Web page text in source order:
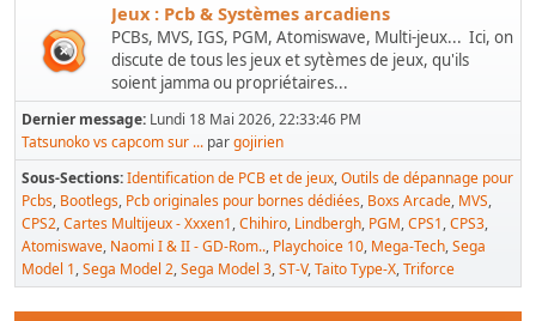
Jeux : Pcb & Systèmes arcadiens
PCBs, MVS, IGS, PGM, Atomiswave, Multi-jeux... Ici, on
discute de tous les jeux et sytèmes de jeux, qu'ils
soient jamma ou propriétaires...
Dernier message: Lundi 18 Mai 2026, 22:33:46 PM
Tatsunoko vs capcom sur ... pargojirien
Sous-Sections Identification de PCB et de jeux Outils de dépannage pour
Pcbs Bootlegs Pcb originales pour bornes dédiées Boxs Arcade MVS
CPS2 Cartes Multijeux - Xxxen1 Chihiro Lindbergh PGM CPS1 CPS3
Atomiswave Naomi I & II - GD-Rom.. Playchoice 10 Mega-Tech Sega
Model 1 Sega Model 2 Sega Model 3 ST-V Taito Type-X Triforce